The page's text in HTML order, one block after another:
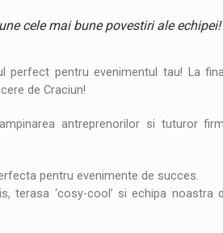
H a ajuns in Romania
and the Future of Protein Demand
cele mai bune povestiri ale echipei!
perfect pentru evenimentul tau! La
de Craciun!
antreprenorilor si tuturor
pentru evenimente de succes.
terasa ‘cosy-cool’ si echipa